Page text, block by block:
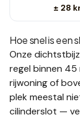
± 28
Hoe snel is een
Onze
regel binnen
rijwoning of
plek meestal
cilinderslot —